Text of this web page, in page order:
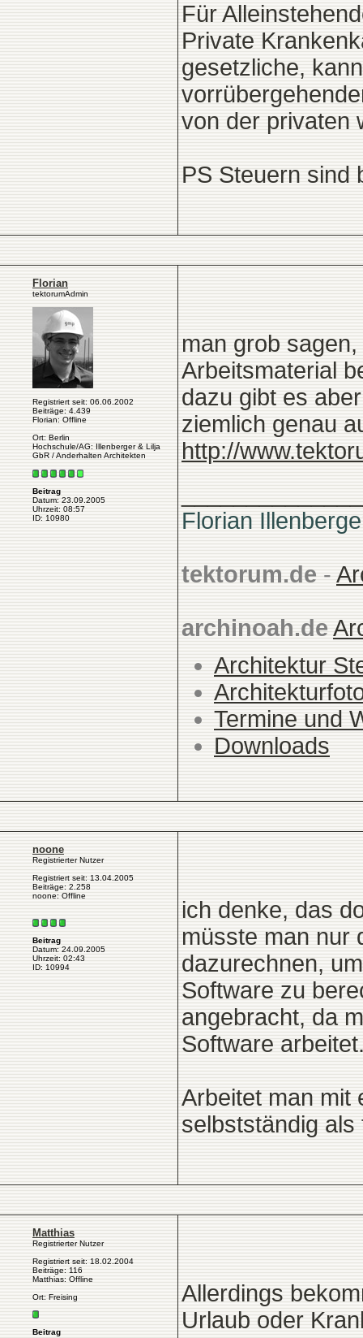
Für
Private
gesetzliche,
von der privaten
PS Steuern sind
Florian
tektorumAdmin
Registriert seit: 06.06.2002
Beiträge: 4.439
Florian: Offline
Ort: Berlin
Hochschule/AG: Illenberger & Lilja
GbR / Anderhalten Architekten
Beitrag
Datum: 23.09.2005
Uhrzeit: 08:57
ID: 10980
man grob
Arbeitsmaterial
dazu gibt es
ziemlich genau
http://
Florian
tektorum.de -
archinoah.de
Architektur
Termine und
Downloads
noone
Registrierter Nutzer
Registriert seit: 13.04.2005
Beiträge: 2.258
noone: Offline
Beitrag
Datum: 24.09.2005
Uhrzeit: 02:43
ID: 10994
ich denke, das
müsste man nur
dazurechnen,
Software zu
angebracht, da
Software
Arbeitet man mit
selbstständig als
Matthias
Registrierter Nutzer
Registriert seit: 18.02.2004
Beiträge: 116
Matthias: Offline
Ort: Freising
Beitrag
Allerdings
Urlaub oder